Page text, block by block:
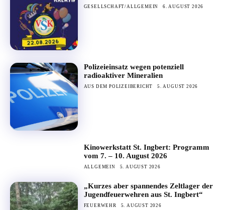
GESELLSCHAFT/ALLGEMEIN 6. AUGUST 2026
Polizeieinsatz wegen potenziell
radioaktiver Mineralien
AUS DEM POLIZEIBERICHT 5. AUGUST 2026
Kinowerkstatt St. Ingbert: Programm
vom 7. – 10. August 2026
ALLGEMEIN 5. AUGUST 2026
„Kurzes aber spannendes Zeltlager der
Jugendfeuerwehren aus St. Ingbert“
FEUERWEHR 5. AUGUST 2026